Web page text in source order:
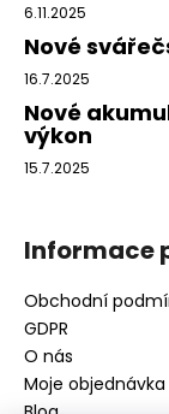
6.11.2025
Nové
16.7.2025
Nové
výkon
15.7.2025
Informace
Obchodní
GDPR
O nás
Moje objednávka